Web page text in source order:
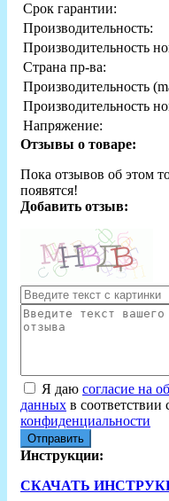
Срок гарантии:
Производительность:
Производительность
Страна пр-ва:
Производительность
Производительность
Напряжение:
Отзывы о товаре:
Пока отзывов об этом
появятся!
Добавить отзыв:
Я даю согласие на
данных в соответствии
конфиденциальности
Отправить
Инструкции:
СКАЧАТЬ